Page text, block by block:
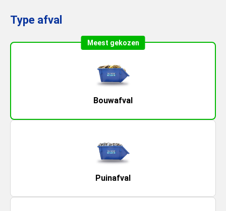
Type afval
Meest gekozen
Bouwafval
Puinafval